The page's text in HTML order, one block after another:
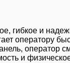
гибкое и
оператор
и